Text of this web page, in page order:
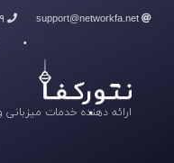
ارائه دهنده خدمات